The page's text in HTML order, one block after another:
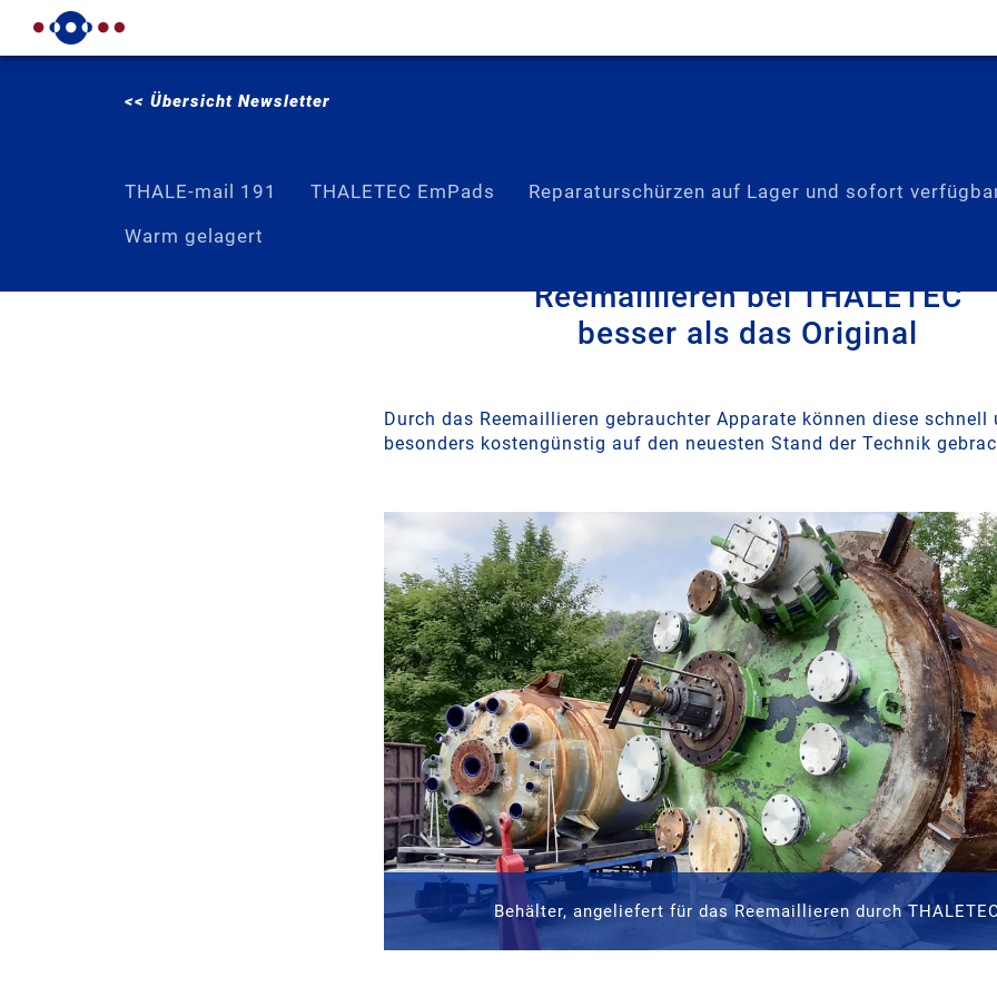
<< Übersicht Newsletter
THALE-mail 191 THALETEC EmPads
Reparaturschürzen auf Lager und sofort
Warm gelagert
Reemaillieren bei THALETEC
besser als das Original
Durch das Reemaillieren gebrauchter Apparate können diese schnell
besonders kostengünstig auf den neuesten Stand der Technik
Behälter, angeliefert für das Reemaillieren durch